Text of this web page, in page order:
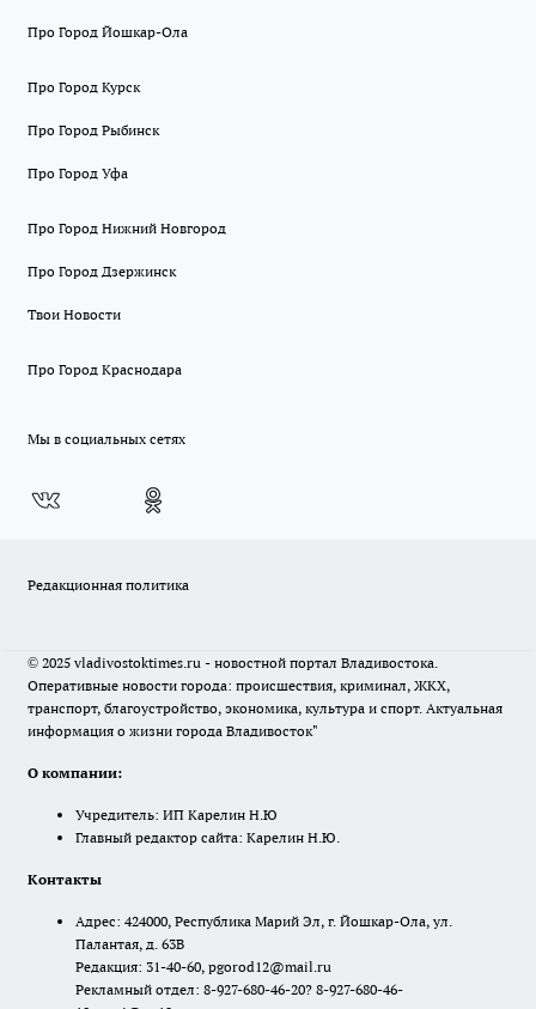
Про Город Йошкар-Ола
Про Город Курск
Про Город Рыбинск
Про Город Уфа
Про Город Нижний Новгород
Про Город Дзержинск
Твои Новости
Про Город Краснодара
Мы в социальных сетях
Редакционная политика
© 2025 vladivostoktimes.ru - новостной портал Владивостока.
Оперативные новости города: происшествия, криминал, ЖКХ,
транспорт, благоустройство, экономика, культура и спорт. Актуальная
информация о жизни города Владивосток"
О компании:
Учредитель: ИП Карелин Н.Ю
Главный редактор сайта: Карелин Н.Ю.
Контакты
Адрес: 424000, Республика Марий Эл, г. Йошкар-Ола, ул.
Палантая, д. 63В
Редакция: 31-40-60, pgorod12@mail.ru
Рекламный отдел: 8-927-680-46-20? 8-927-680-46-